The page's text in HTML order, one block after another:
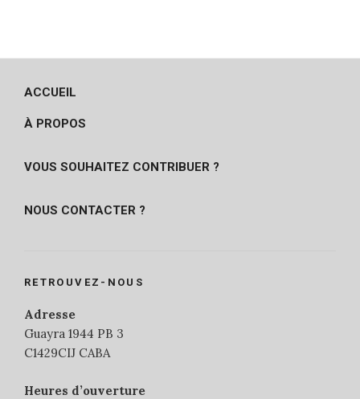
ACCUEIL
À PROPOS
VOUS SOUHAITEZ CONTRIBUER ?
NOUS CONTACTER ?
RETROUVEZ-NOUS
Adresse
Guayra 1944 PB 3
C1429CIJ CABA
Heures d’ouverture